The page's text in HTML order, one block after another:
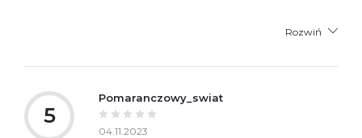
Rozwiń
5
Pomaranczowy_swiat
04.11.2023